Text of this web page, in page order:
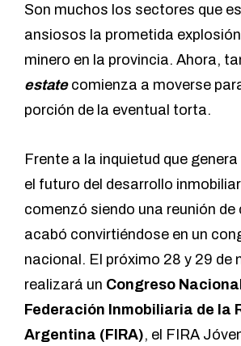
Son muchos los sectores que
ansiosos la prometida
minero en la provincia. Ahora,
estatecomienza a moverse
porción de la eventual torta.
Frente a la inquietud que
el futuro del desarrollo
comenzó siendo una reunión de
acabó convirtiéndose en un
nacional. El próximo 28 y 29 de
realizará un Congreso
Federación Inmobiliaria de la
Argentina (FIRA), el FIRA